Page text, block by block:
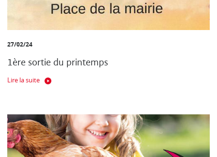
27/02/24
1ère sortie du printemps
Lire la suite